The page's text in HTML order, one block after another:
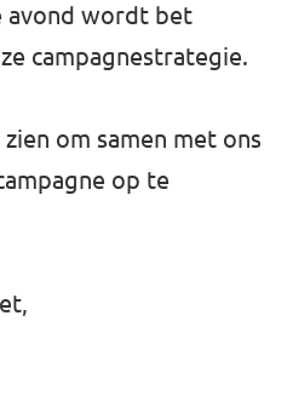
avond wordt bet
campagnestrategie.
om samen met ons
op te